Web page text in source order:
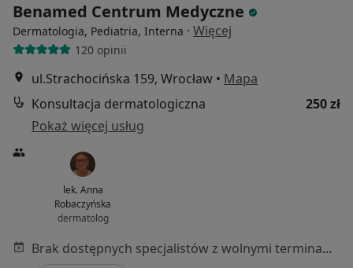
Benamed Centrum Medyczne
Dermatologia, Pediatria, Interna · Więcej
120 opinii
ul.Strachocińska 159, Wrocław • Mapa
Konsultacja dermatologiczna
250 zł
Pokaż więcej usług
lek. Anna
Robaczyńska
dermatolog
Brak dostępnych specjalistów z wolnymi terminami w tym centrum medycznym.